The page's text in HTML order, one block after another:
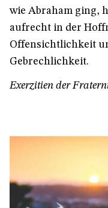
wie Abraham ging,
aufrecht in der
Offensichtlichkeit
Gebrechlichkeit.
Exerzitien der